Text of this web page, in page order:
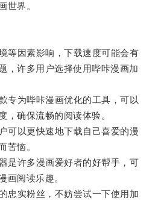
世界。
因素影响，下载速度可能会有
，许多用户选择使用哔咔漫画加
为哔咔漫画优化的工具，可以
，确保流畅的阅读体验。
以更快速地下载自己喜爱的漫
苦恼。
许多漫画爱好者的好帮手，可
画阅读乐趣。
实粉丝，不妨尝试一下使用加